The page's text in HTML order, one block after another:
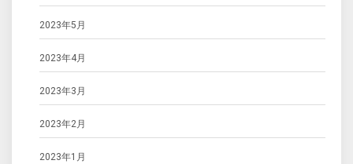
2023年5月
2023年4月
2023年3月
2023年2月
2023年1月